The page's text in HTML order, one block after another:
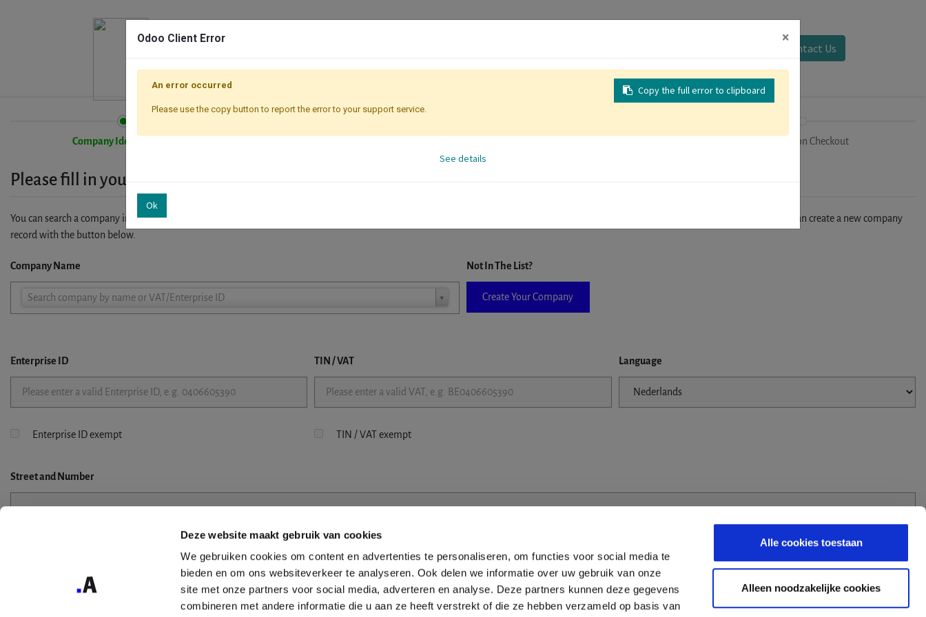
Deze website maakt gebruik van cookies
We gebruiken cookies om content en advertenties te personaliseren, om functies voor social media te
bieden en om ons websiteverkeer te analyseren. Ook delen we informatie over uw gebruik van onze
site met onze partners voor social media, adverteren en analyse. Deze partners kunnen deze gegevens
combineren met andere informatie die u aan ze heeft verstrekt of die ze hebben verzameld op basis van
Alle cookies toestaan
Alleen noodzakelijke cookies
Contact Us
Company Identification Registration Checkout
Please fill in your company details
You can search a company in our database by name, VAT or enterprise ID. When a company is selected it will auto-complete the form. If you don't find your company in our database, you can create a new company
record with the button below.
Company Name
Search company by name or VAT/Enterprise ID
Company
Not In The List?
Create Your Company
Enterprise ID TIN / VAT Language
Enterprise ID exempt TIN / VAT exempt
Streetand Number
Odoo Client Error ×
Copy the full error to clipboard
An error occurred
Please use the copy button to report the error to your support service.
See details
Ok